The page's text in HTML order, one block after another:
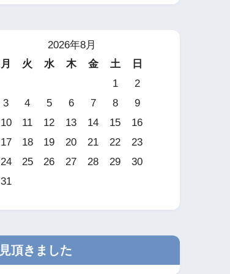
2026年8月
月
火 水 木 金 土
日
1
2
3
4 5 6 7 8
9
10
11 12 13 14 15
16
17
18 19 20 21 22
23
24
25 26 27 28 29
30
31
頂きました